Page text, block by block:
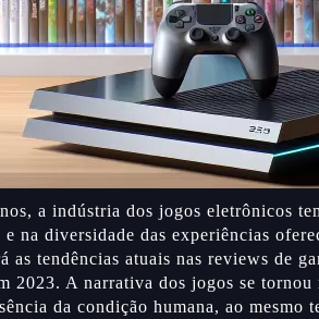
a indústria dos jogos eletrônicos
e na diversidade das experiências
as tendências atuais nas reviews de
2023. A narrativa dos jogos se
da condição humana, ao mesmo